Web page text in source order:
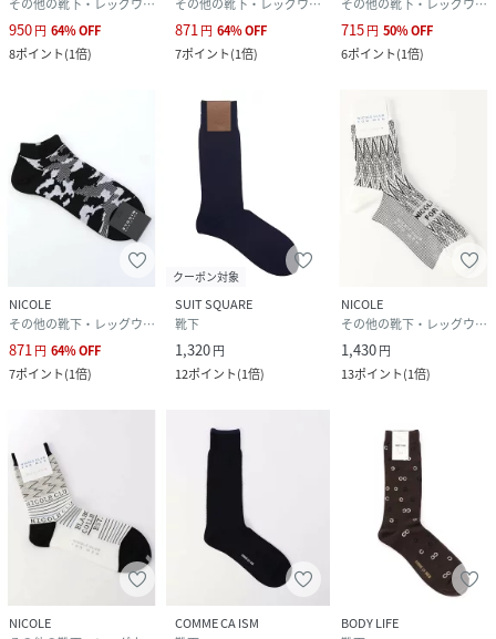
その他の靴下・レッグウェア
950円 64%OFF
8ポイント(1倍)
その他の靴下・レッグウェア
871円 64%OFF
7ポイント(1倍)
その他の靴下・レッグウェア
715円 50%OFF
6ポイント(1倍)
NICOLE
その他の靴下・レッグウェア
871 円 64%OFF
7ポイント(1倍)
クーポン対象
SUIT SQUARE
靴下
1,320円
12ポイント(1倍)
NICOLE
その他の靴下・レッグウェア
1,430円
13ポイント(1倍)
NICOLE
COMME CA ISM
BODY LIFE